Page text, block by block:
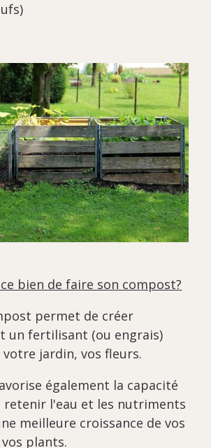
bien de faire son compost?
permet de créer
un fertilisant (ou engrais)
jardin, vos fleurs.
également la capacité
retenir l'eau et les nutriments
meilleure croissance de vos
plants.